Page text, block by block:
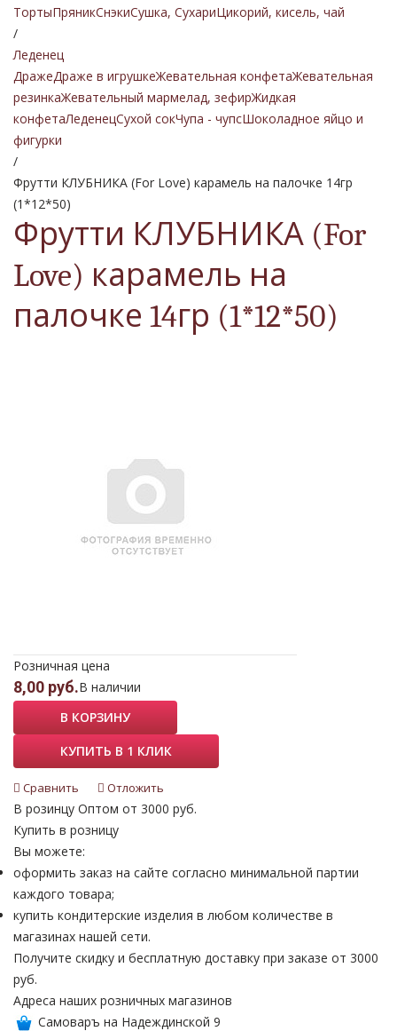
ТортыПряникСнэкиСушка, СухариЦикорий, кисель, чай
/
Леденец
ДражеДраже в игрушкеЖевательная конфетаЖевательная
резинкаЖевательный мармелад, зефирЖидкая
конфетаЛеденецСухой сокЧупа - чупсШоколадное яйцо и
фигурки
/
Фрутти КЛУБНИКА (For Love) карамель на палочке 14гр
(1*12*50)
Фрутти КЛУБНИКА (For
Love) карамель на
палочке 14гр (1*12*50)
Розничная цена
8,00 руб.В наличии
В КОРЗИНУ
КУПИТЬ В 1 КЛИК
Сравнить Отложить
В розинцу Оптом от 3000 руб.
Купить в розницу
Вы можете:
оформить заказ на сайте согласно минимальной партии
каждого товара;
купить кондитерские изделия в любом количестве в
магазинах нашей сети.
Получите скидку и бесплатную доставку при заказе от 3000
руб.
Адреса наших розничных магазинов
Самоваръ на Надеждинской 9